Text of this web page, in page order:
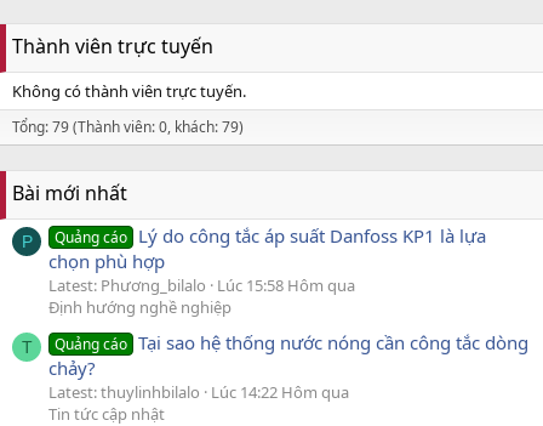
Thành viên trực tuyến
Không có thành viên trực tuyến.
Tổng: 79 (Thành viên: 0, khách: 79)
Bài mới nhất
P Quảng cáo Lý do công tắc áp suất Danfoss KP1 là lựa
chọn phù hợp
Latest: Phương_bilalo
Lúc 15:58 Hôm qua
Định hướng nghề nghiệp
T Quảng cáo Tại sao hệ thống nước nóng cần công tắc dòng
chảy?
Latest: thuylinhbilalo
Lúc 14:22 Hôm qua
Tin tức cập nhật